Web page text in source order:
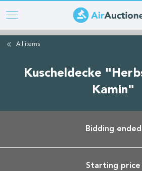
Skip
to
mainAll items
Kuscheldecke
Kamin"
Bidding ended
Starting price